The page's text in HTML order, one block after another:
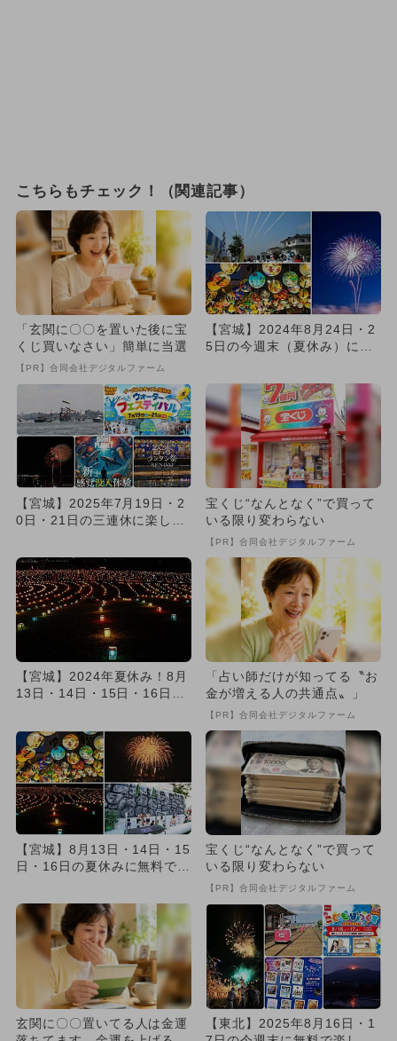
こちらもチェック！（関連記事）
「玄関に〇〇を置いた後に宝
くじ買いなさい」簡単に当選
【PR】合同会社デジタルファーム
【宮城】2024年8月24日・2
5日の今週末（夏休み）に無
【宮城】2025年7月19日・2
0日・21日の三連休に楽しめ
宝くじ“なんとなく”で買って
いる限り変わらない
【PR】合同会社デジタルファーム
【宮城】2024年夏休み！8月
13日・14日・15日・16日の
「占い師だけが知ってる〝お
金が増える人の共通点〟」
【PR】合同会社デジタルファーム
【宮城】8月13日・14日・15
日・16日の夏休みに無料で楽
宝くじ“なんとなく”で買って
いる限り変わらない
【PR】合同会社デジタルファーム
玄関に〇〇置いてる人は金運
【東北】2025年8月16日・1